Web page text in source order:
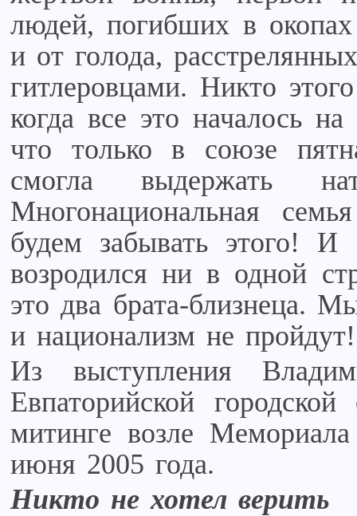
людей, погибших в
и от голода,
гитлеровцами. Никто
когда все это началось
что только в союзе
смогла выдержать
Многонациональная
будем забывать этого!
возродился ни в одной
это два брата-близнеца.
и национализм не
Из выступления
Евпаторийской
митинге возле
июня 2005 года.
Никто не хотел верить